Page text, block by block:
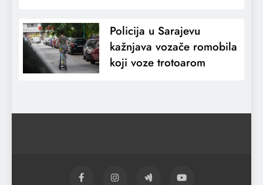
Policija u Sarajevu
kažnjava vozače romobila
koji voze trotoarom